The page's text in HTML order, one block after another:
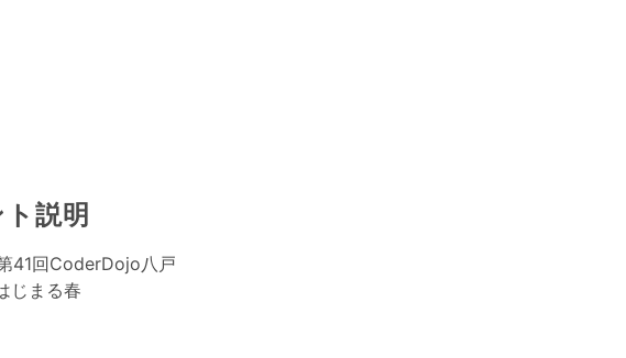
説明
41回CoderDojo八戸
じまる春